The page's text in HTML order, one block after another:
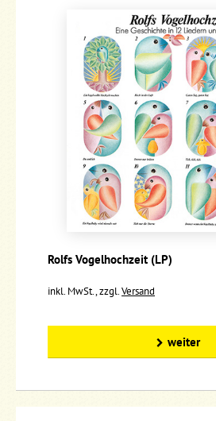
Rolfs Vogelhochzeit (LP)
inkl. MwSt., zzgl.Versand
weiter